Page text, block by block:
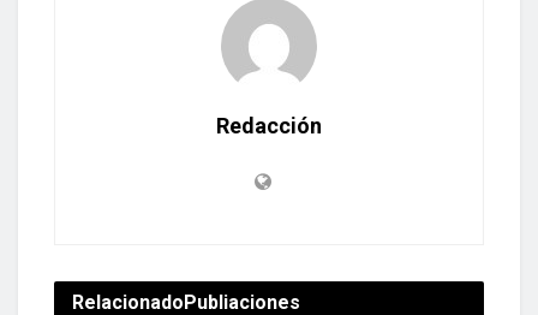
Redacción
RelacionadoPubliaciones